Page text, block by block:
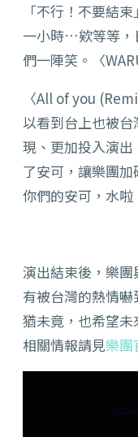
「不行！不要結
一小時…欸等等，
們一陣笑。〈
〈All of you
以看到台上也被
現、更加投入演
了安可，讓樂團
你們的安可，水啦
演出結束後，樂
有被台灣的熱情
猶未竟，也希望
相關情報請見樂團